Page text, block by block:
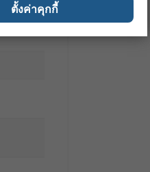
ตั้งค่าคุกกี้